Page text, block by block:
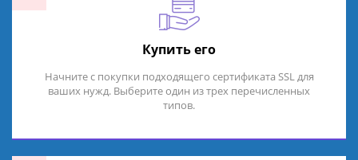
Купить его
Начните с покупки подходящего сертификата SSL для
ваших нужд. Выберите один из трех перечисленных
типов.